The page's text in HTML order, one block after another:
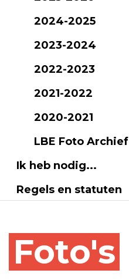
2024-2025
2023-2024
2022-2023
2021-2022
2020-2021
LBE Foto Archief
Ik heb nodig...
Regels en statuten
Foto's